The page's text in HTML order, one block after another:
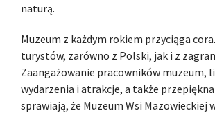
naturą.
Muzeum z każdym rokiem przyciąga
turystów, zarówno z Polski, jak i z
Zaangażowanie pracowników muzeum,
wydarzenia i atrakcje, a także
sprawiają, że Muzeum Wsi Mazowieckiej